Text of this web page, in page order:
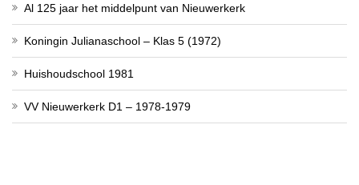
Al 125 jaar het middelpunt van Nieuwerkerk
Koningin Julianaschool – Klas 5 (1972)
Huishoudschool 1981
VV Nieuwerkerk D1 – 1978-1979